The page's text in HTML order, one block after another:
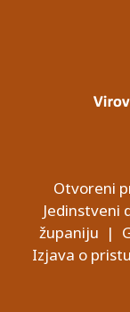
Otvoreni
Jedinstveni
županiju |
Izjava o